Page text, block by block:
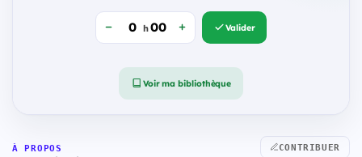
h Valider
Voir ma bibliothèque
À PROPOS CONTRIBUER